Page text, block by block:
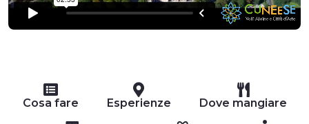
Cosa fare Esperienze Dove mangiare